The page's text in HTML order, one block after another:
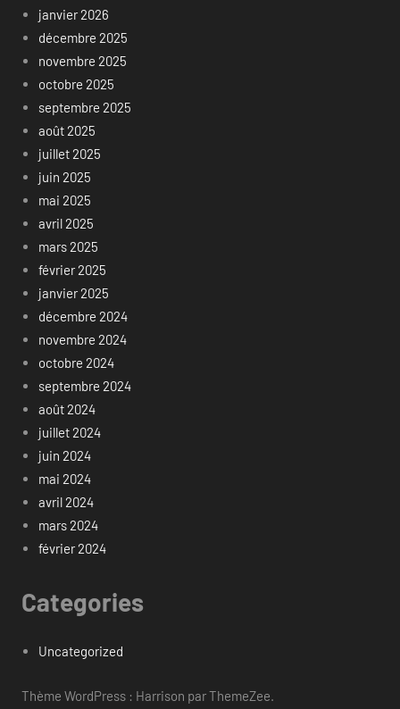
janvier 2026
décembre 2025
novembre 2025
octobre 2025
septembre 2025
août 2025
juillet 2025
juin 2025
mai 2025
avril 2025
mars 2025
février 2025
janvier 2025
décembre 2024
novembre 2024
octobre 2024
septembre 2024
août 2024
juillet 2024
juin 2024
mai 2024
avril 2024
mars 2024
février 2024
Categories
Uncategorized
Thème WordPress : Harrison par ThemeZee.